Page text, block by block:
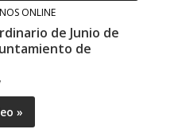
ONLINE
de Junio de
de
»